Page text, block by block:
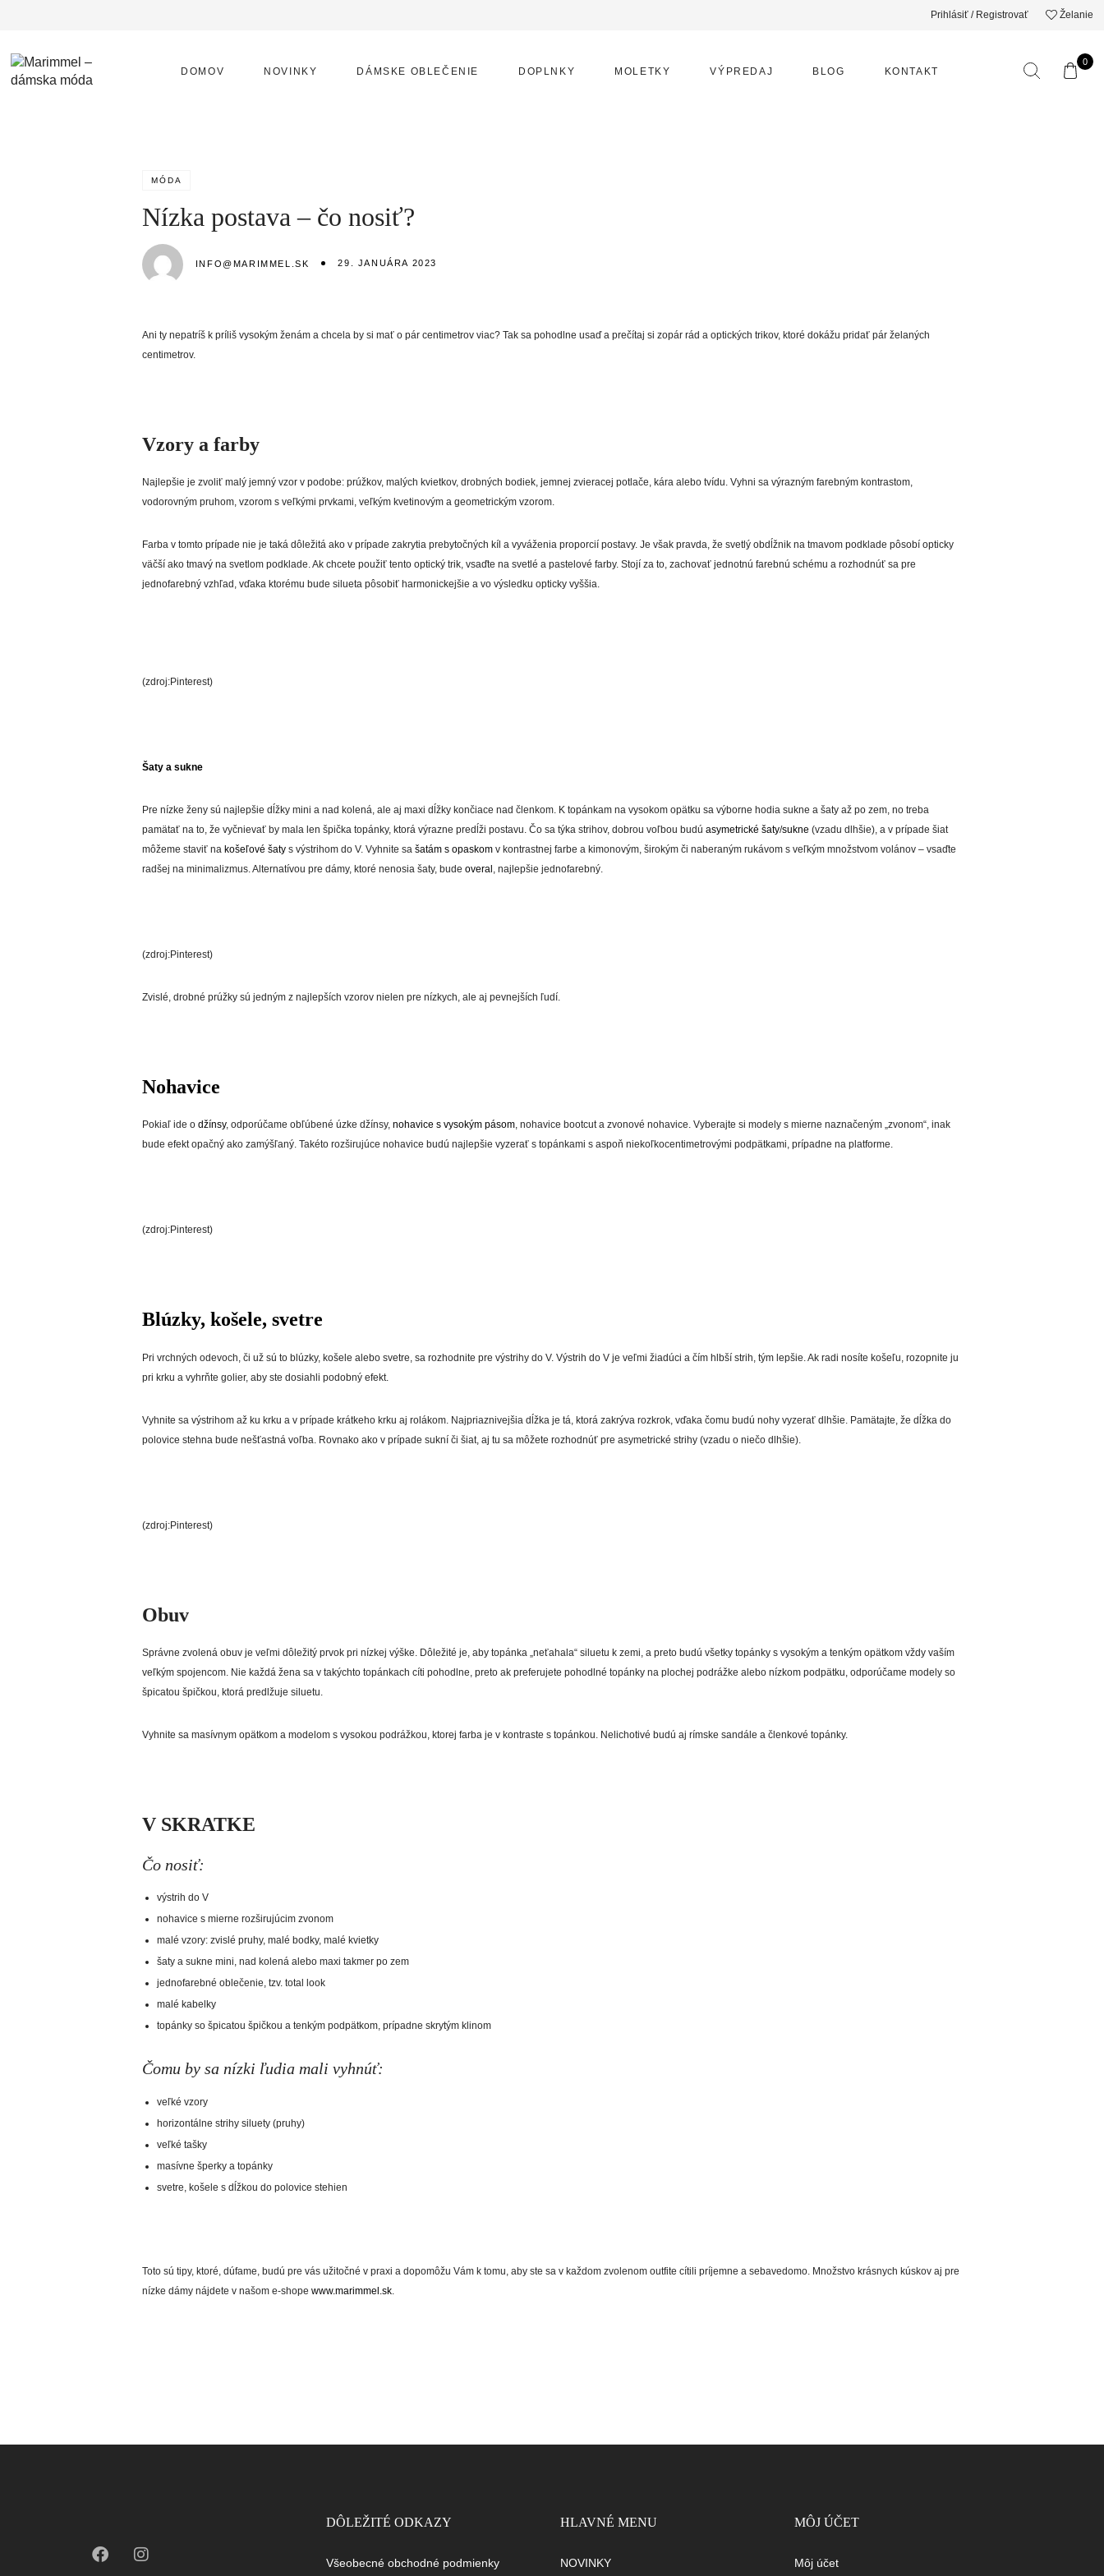
Prihlásiť / Registrovať Želanie
DOMOV NOVINKY DÁMSKE OBLEČENIE DOPLNKY MOLETKY VÝPREDAJ BLOG KONTAKT
0
MÓDA
Nízka postava – čo nosiť?
INFO@MARIMMEL.SK 29. JANUÁRA 2023
Ani ty nepatríš k príliš vysokým ženám a chcela by si mať o pár centimetrov viac? Tak sa pohodlne usaď a prečítaj si zopár rád a optických trikov, ktoré dokážu pridať pár želaných
centimetrov.
Vzory a farby
Najlepšie je zvoliť malý jemný vzor v podobe: prúžkov, malých kvietkov, drobných bodiek, jemnej zvieracej potlače, kára alebo tvídu. Vyhni sa výrazným farebným kontrastom,
vodorovným pruhom, vzorom s veľkými prvkami, veľkým kvetinovým a geometrickým vzorom.
Farba v tomto prípade nie je taká dôležitá ako v prípade zakrytia prebytočných kíl a vyváženia proporcií postavy. Je však pravda, že svetlý obdĺžnik na tmavom podklade pôsobí opticky
väčší ako tmavý na svetlom podklade. Ak chcete použiť tento optický trik, vsaďte na svetlé a pastelové farby. Stojí za to, zachovať jednotnú farebnú schému a rozhodnúť sa pre
jednofarebný vzhľad, vďaka ktorému bude silueta pôsobiť harmonickejšie a vo výsledku opticky vyššia.
(zdroj:Pinterest)
Šaty a sukne
Pre nízke ženy sú najlepšie dĺžky mini a nad kolená, ale aj maxi dĺžky končiace nad členkom. K topánkam na vysokom opätku sa výborne hodia sukne a šaty až po zem, no treba
pamätať na to, že vyčnievať by mala len špička topánky, ktorá výrazne predĺži postavu. Čo sa týka strihov, dobrou voľbou budúasymetrické šaty/sukne (vzadu dlhšie), a v prípade šiat
môžeme staviť na košeľové šaty s výstrihom do V. Vyhnite sašatám s opaskom v kontrastnej farbe a kimonovým, širokým či naberaným rukávom s veľkým množstvom volánov – vsaďte
radšej na minimalizmus. Alternatívou pre dámy, ktoré nenosia šaty, budeoveral , najlepšie jednofarebný.
(zdroj:Pinterest)
Zvislé, drobné prúžky sú jedným z najlepších vzorov nielen pre nízkych, ale aj pevnejších ľudí.
Nohavice
Pokiaľ ide o džínsy, odporúčame obľúbené úzke džínsy,nohavice s vysokým pásom, nohavice bootcut a zvonové nohavice. Vyberajte si modely s mierne naznačeným „zvonom“, inak
bude efekt opačný ako zamýšľaný. Takéto rozširujúce nohavice budú najlepšie vyzerať s topánkami s aspoň niekoľkocentimetrovými podpätkami, prípadne na platforme.
(zdroj:Pinterest)
Blúzky, košele, svetre
Pri vrchných odevoch, či už sú to blúzky, košele alebo svetre, sa rozhodnite pre výstrihy do V. Výstrih do V je veľmi žiadúci a čím hlbší strih, tým lepšie. Ak radi nosíte košeľu, rozopnite ju
pri krku a vyhrňte golier, aby ste dosiahli podobný efekt.
Vyhnite sa výstrihom až ku krku a v prípade krátkeho krku aj rolákom. Najpriaznivejšia dĺžka je tá, ktorá zakrýva rozkrok, vďaka čomu budú nohy vyzerať dlhšie. Pamätajte, že dĺžka do
polovice stehna bude nešťastná voľba. Rovnako ako v prípade sukní či šiat, aj tu sa môžete rozhodnúť pre asymetrické strihy (vzadu o niečo dlhšie).
(zdroj:Pinterest)
Obuv
Správne zvolená obuv je veľmi dôležitý prvok pri nízkej výške. Dôležité je, aby topánka „neťahala“ siluetu k zemi, a preto budú všetky topánky s vysokým a tenkým opätkom vždy vaším
veľkým spojencom. Nie každá žena sa v takýchto topánkach cíti pohodlne, preto ak preferujete pohodlné topánky na plochej podrážke alebo nízkom podpätku, odporúčame modely so
špicatou špičkou, ktorá predlžuje siluetu.
Vyhnite sa masívnym opätkom a modelom s vysokou podrážkou, ktorej farba je v kontraste s topánkou. Nelichotivé budú aj rímske sandále a členkové topánky.
V SKRATKE
Čo nosiť:
výstrih do V
nohavice s mierne rozširujúcim zvonom
malé vzory: zvislé pruhy, malé bodky, malé kvietky
šaty a sukne mini, nad kolená alebo maxi takmer po zem
jednofarebné oblečenie, tzv. total look
malé kabelky
topánky so špicatou špičkou a tenkým podpätkom, prípadne skrytým klinom
Čomu by sa nízki ľudia mali vyhnúť:
veľké vzory
horizontálne strihy siluety (pruhy)
veľké tašky
masívne šperky a topánky
svetre, košele s dĺžkou do polovice stehien
Toto sú tipy, ktoré, dúfame, budú pre vás užitočné v praxi a dopomôžu Vám k tomu, aby ste sa v každom zvolenom outfite cítili príjemne a sebavedomo. Množstvo krásnych kúskov aj pre
nízke dámy nájdete v našom e-shopewww.marimmel.sk
DÔLEŽITÉ ODKAZY
Všeobecné obchodné podmienky
HLAVNÉ MENU
NOVINKY
MÔJ ÚČET
Môj účet